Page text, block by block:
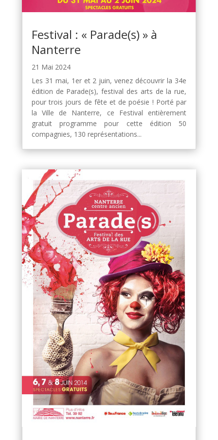
Festival : « Parade(s) » à
Nanterre
21 Mai 2024
Les 31 mai, 1er et 2 juin, venez découvrir la 34e
édition de Parade(s), festival des arts de la rue,
pour trois jours de fête et de poésie ! Porté par
la Ville de Nanterre, ce Festival entièrement
gratuit programme pour cette édition 50
compagnies, 130 représentations...